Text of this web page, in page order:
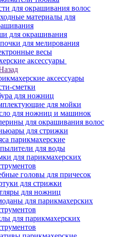
для окрашивания волос
материалы для
для окрашивания
для мелирования
весы
аксессуары
аксессуары
сметки
для ножниц
для мойки
для ножниц и машинок
для окрашивания волос
для стрижки
парикмахерские
для воды
для парикмахерских
головы для причесок
для стрижки
для ножниц
для парикмахерских
для парикмахерских